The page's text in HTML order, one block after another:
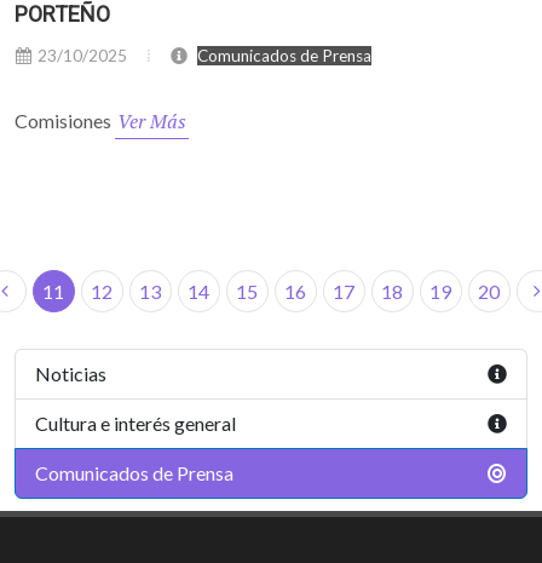
PORTEÑO
23/10/2025 Comunicados de Prensa
Comisiones Ver Más
11 12 13 14 15 16 17 18 19 20
Noticias
Cultura e interés general
Comunicados de Prensa